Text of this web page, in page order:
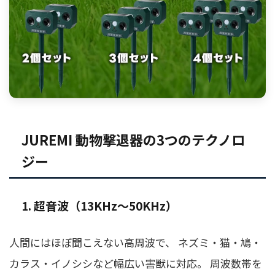
JUREMI 動物撃退器の3つのテクノロ
ジー
1. 超音波（13KHz〜50KHz）
人間にはほぼ聞こえない高周波で、 ネズミ・猫・鳩・
カラス・イノシシなど幅広い害獣に対応。 周波数帯を